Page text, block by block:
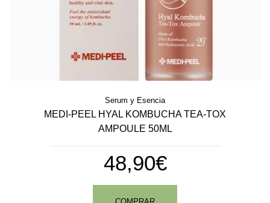
Serum y Esencia
MEDI-PEEL HYAL KOMBUCHA TEA-TOX
AMPOULE 50ML
48,90€